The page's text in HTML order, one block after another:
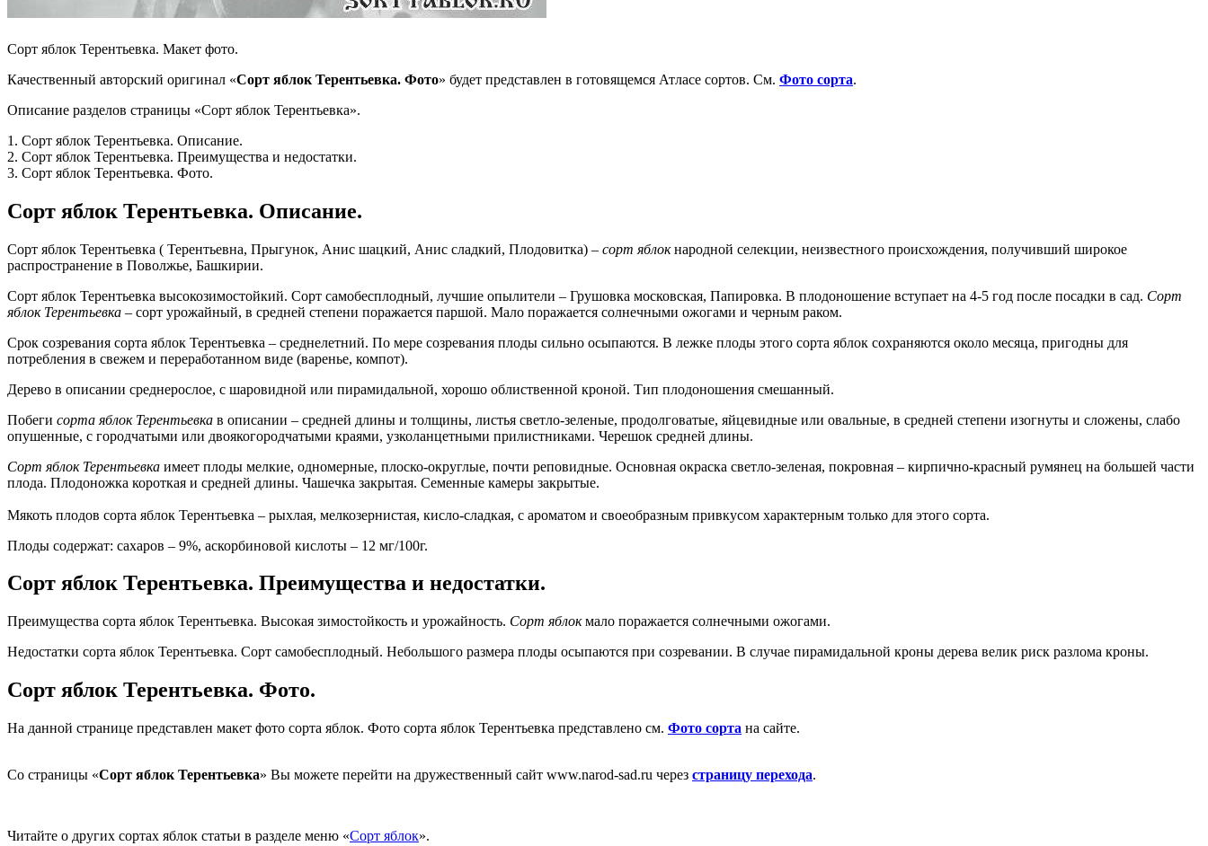
Сорт яблок Терентьевка. Макет фото.
Качественный авторский оригинал «Сорт яблок Терентьевка. Фото» будет представлен в готовящемся Атласе сортов. См. Фото сорта.
Описание разделов страницы «Сорт яблок Терентьевка».
1. Сорт яблок Терентьевка. Описание.
2. Сорт яблок Терентьевка. Преимущества и недостатки.
3. Сорт яблок Терентьевка. Фото.
Сорт яблок Терентьевка. Описание.
Сорт яблок Терентьевка ( Терентьевна, Прыгунок, Анис шацкий, Анис сладкий, Плодовитка) – сорт яблокнародной селекции, неизвестного происхождения, получивший широкое
распространение в Поволжье, Башкирии.
Сорт яблок Терентьевка высокозимостойкий. Сорт самобесплодный, лучшие опылители – Грушовка московская, Папировка. В плодоношение вступает на 4-5 год после посадки в сад. Сорт
яблок Терентьевка – сорт урожайный, в средней степени поражается паршой. Мало поражается солнечными ожогами и черным раком.
Срок созревания сорта яблок Терентьевка – среднелетний. По мере созревания плоды сильно осыпаются. В лежке плоды этого сорта яблок сохраняются около месяца, пригодны для
потребления в свежем и переработанном виде (варенье, компот).
Дерево в описании среднерослое, с шаровидной или пирамидальной, хорошо облиственной кроной. Тип плодоношения смешанный.
Побеги сорта яблок Терентьевка в описании – средней длины и толщины, листья светло-зеленые, продолговатые, яйцевидные или овальные, в средней степени изогнуты и сложены, слабо
опушенные, с городчатыми или двоякогородчатыми краями, узколанцетными прилистниками. Черешок средней длины.
Сорт яблок Терентьевка имеет плоды мелкие, одномерные, плоско-округлые, почти реповидные. Основная окраска светло-зеленая, покровная – кирпично-красный румянец на большей части
плода. Плодоножка короткая и средней длины. Чашечка закрытая. Семенные камеры закрытые.
Мякоть плодов сорта яблок Терентьевка – рыхлая, мелкозернистая, кисло-сладкая, с ароматом и своеобразным привкусом характерным только для этого сорта.
Плоды содержат: сахаров – 9%, аскорбиновой кислоты – 12 мг/100г.
Сорт яблок Терентьевка. Преимущества и недостатки.
Преимущества сорта яблок Терентьевка. Высокая зимостойкость и урожайность. Сорт яблокмало поражается солнечными ожогами.
Недостатки сорта яблок Терентьевка. Сорт самобесплодный. Небольшого размера плоды осыпаются при созревании. В случае пирамидальной кроны дерева велик риск разлома кроны.
Сорт яблок Терентьевка. Фото.
На данной странице представлен макет фото сорта яблок. Фото сорта яблок Терентьевка представлено см. Фото сорта на сайте.
Со страницы «Сорт яблок Терентьевка» Вы можете перейти на дружественный сайт www.narod-sad.ru через страницу перехода.
Читайте о других сортах яблок статьи в разделе меню «Сорт яблок».